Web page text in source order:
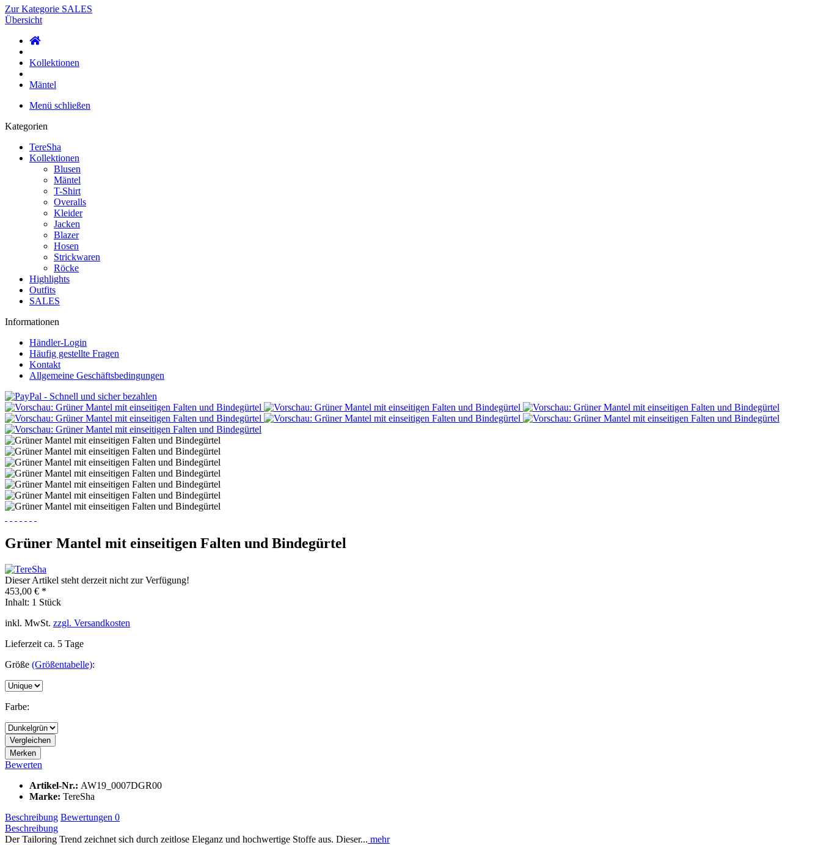
Zur Kategorie SALES
Übersicht
Kollektionen
Mäntel
Menü schließen
Kategorien
TereSha
Kollektionen
Blusen
Mäntel
T-Shirt
Overalls
Kleider
Jacken
Blazer
Hosen
Strickwaren
Röcke
Highlights
Outfits
SALES
Informationen
Händler-Login
Häufig gestellte Fragen
Kontakt
Allgemeine Geschäftsbedingungen
Grüner Mantel mit einseitigen Falten und Bindegürtel
Dieser Artikel steht derzeit nicht zur Verfügung!
453,00 € *
Inhalt: 1 Stück
inkl. MwSt. zzgl. Versandkosten
Lieferzeit ca. 5 Tage
Größe (Größentabelle):
Farbe:
Vergleichen
Merken
Bewerten
Artikel-Nr.: AW19_0007DGR00
Marke: TereSha
Beschreibung Bewertungen 0
Beschreibung
Der Tailoring Trend zeichnet sich durch zeitlose Eleganz und hochwertige Stoffe aus. Dieser... mehr